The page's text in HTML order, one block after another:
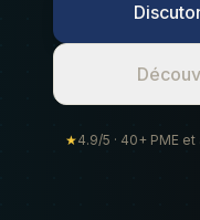
★4.9/5 · 40+ PME